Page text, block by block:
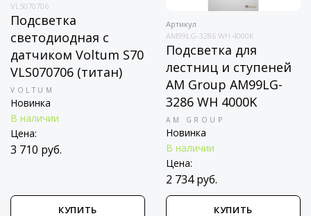
VLS070706
Подсветка
светодиодная с
датчиком Voltum S70
VLS070706 (титан)
VOLTUM
Новинка
В наличии
Цена:
3 710 руб.
КУПИТЬ
Артикул
AM99LG-3286 WH 4000K
Подсветка для
лестниц и ступеней
AM Group AM99LG-
3286 WH 4000K
AM GROUP
Новинка
В наличии
Цена:
2 734 руб.
КУПИТЬ